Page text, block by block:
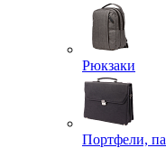
Рюкзаки
Портфели,